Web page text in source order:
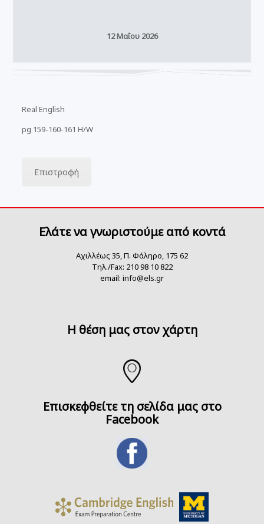
12 Μαΐου 2026
Real English
pg 159-160-161 H/W
Επιστροφή
Ελάτε να γνωριστούμε από κοντά
Αχιλλέως 35, Π. Φάληρο, 175 62
Τηλ./Fax: 210 98 10 822
email: info@els.gr
H θέση μας στον χάρτη
Επισκεφθείτε τη σελίδα μας στο
Facebook